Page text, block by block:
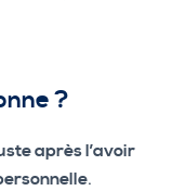
?
après l’avoir
.